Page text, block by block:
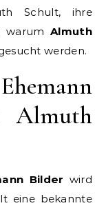
Schult, ihre
warumAlmuth
werden.
Bilder wird
eine bekannte